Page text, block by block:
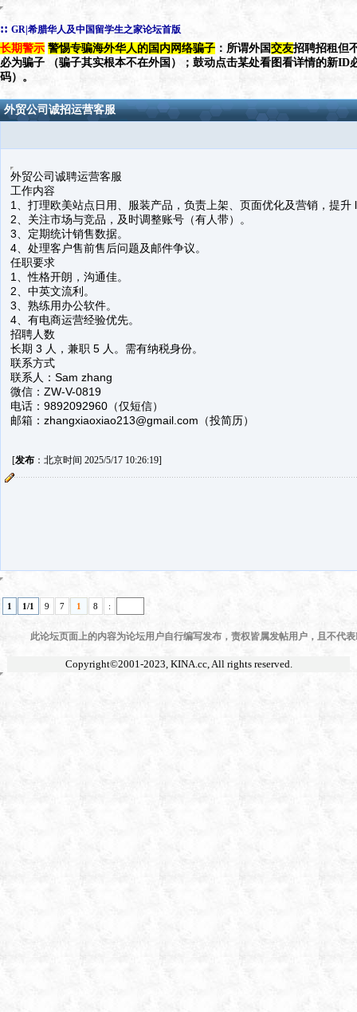
:: GR|希腊华人及中国留学生之家论坛首版
长期警示 警惕专骗海外华人的国内网络骗子 ：所谓外国交友招聘招租但
必为骗子 （骗子其实根本不在外国）；鼓动点击某处看图看详情的新ID
码）。
外贸公司诚招运营客服
外贸公司诚聘运营客服
工作内容
1、打理欧美站点日用、服装产品，负责上架、页面优化及营销，提升
2、关注市场与竞品，及时调整账号（有人带）。
3、定期统计销售数据。
4、处理客户售前售后问题及邮件争议。
任职要求
1、性格开朗，沟通佳。
2、中英文流利。
3、熟练用办公软件。
4、有电商运营经验优先。
招聘人数
长期 3 人，兼职 5 人。需有纳税身份。
联系方式
联系人：Sam zhang
微信：ZW-V-0819
电话：9892092960（仅短信）
邮箱：zhangxiaoxiao213@gmail.com（投简历）
[发布：北京时间 2025/5/17 10:26:19]
1 1/1 9 7 1 8 :
此论坛页面上的内容为论坛用户自行编写发布，责权皆属发帖用户，且不代
Copyright©2001-2023, KINA.cc, All rights reserved.